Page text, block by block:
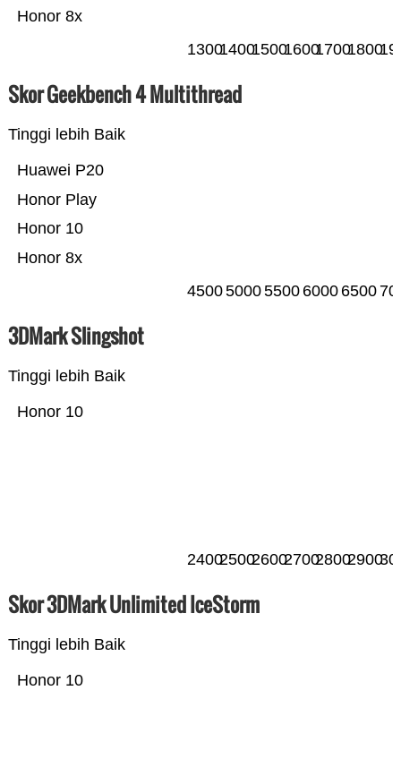
Honor 8x
130014001500160017001800
Skor Geekbench 4 Multithread
Tinggi lebih Baik
Honor 8x
Honor 10
Honor Play
Huawei P20
450050005500 6000 6500
3DMark Slingshot
Tinggi lebih Baik
Honor 10
240025002600270028002900
Skor 3DMark Unlimited IceStorm
Tinggi lebih Baik
Honor 10